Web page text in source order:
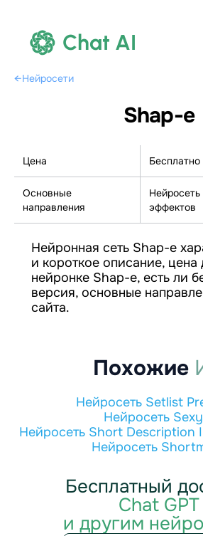
Chat AI
←Нейросети
Shap-e
Цена Бесплатно
Основные
направления
эффектов
Нейронная сеть Shap-e
и короткое описание, цена
нейронке Shap-e, есть ли
версия, основные
сайта.
Похожие
Нейросеть Setlist
Нейросеть
Нейросеть Short Description
Нейросеть
Бесплатный
Chat GPT
и другим